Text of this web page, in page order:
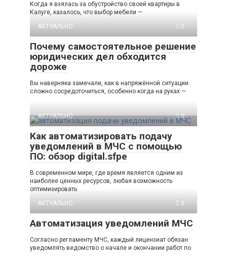
Когда я взялась за обустройство своей квартиры в
Калуге, казалось, что выбор мебели —
АКТУАЛЬНО
0
Почему самостоятельное решение
юридических дел обходится
дороже
Вы наверняка замечали, как в напряжённой ситуации
сложно сосредоточиться, особенно когда на руках —
АКТУАЛЬНО 0
Как автоматизировать подачу
уведомлений в МЧС с помощью
ПО: обзор digital.sfpe
В современном мире, где время является одним из
наиболее ценных ресурсов, любая возможность
оптимизировать
АКТУАЛЬНО
0
Автоматизация уведомлений МЧС
Согласно регламенту МЧС, каждый лицензиат обязан
уведомлять ведомство о начале и окончании работ по